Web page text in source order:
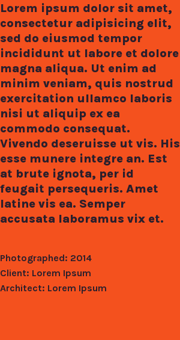
Lorem ipsum dolor sit amet,
consectetur adipisicing elit,
sed do eiusmod tempor
incididunt ut labore et dolore
magna aliqua. Ut enim ad
minim veniam, quis nostrud
exercitation ullamco laboris
nisi ut aliquip ex ea
commodo consequat.
Vivendo deseruisse ut vis. His
esse munere integre an. Est
at brute ignota, per id
feugait persequeris. Amet
latine vis ea. Semper
accusata laboramus vix et.
Photographed: 2014
Client: Lorem Ipsum
Architect: Lorem Ipsum